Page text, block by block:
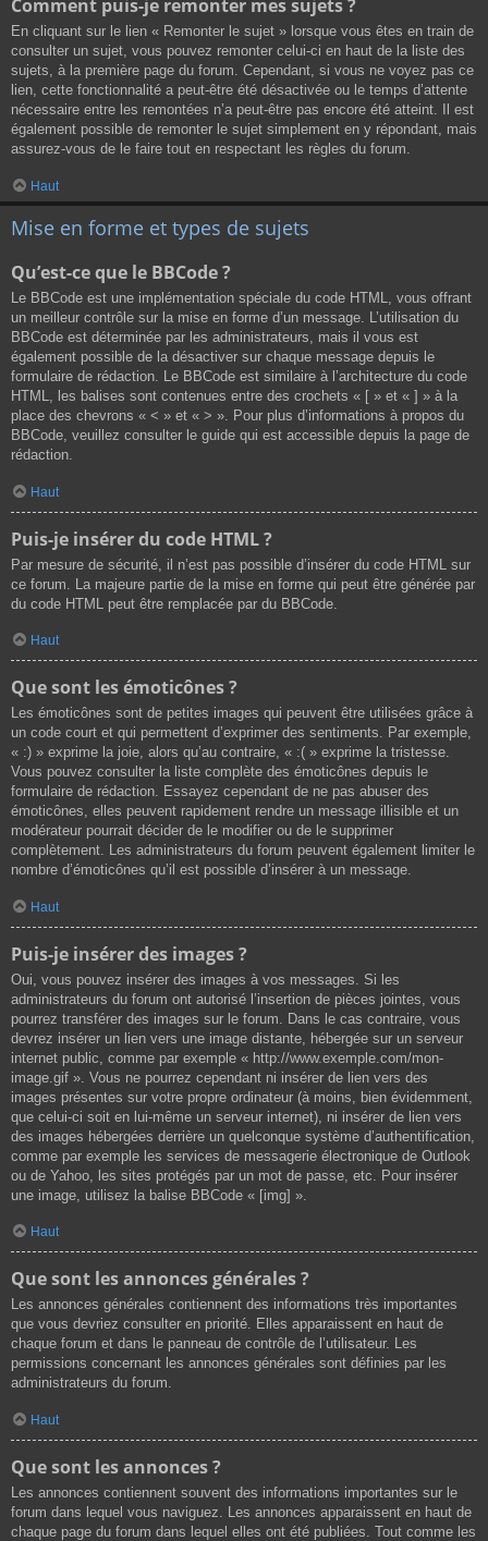
Comment puis-je remonter mes sujets ?
En cliquant sur le lien « Remonter le sujet » lorsque vous êtes en train de
consulter un sujet, vous pouvez remonter celui-ci en haut de la liste des
sujets, à la première page du forum. Cependant, si vous ne voyez pas ce
lien, cette fonctionnalité a peut-être été désactivée ou le temps d’attente
nécessaire entre les remontées n’a peut-être pas encore été atteint. Il est
également possible de remonter le sujet simplement en y répondant, mais
assurez-vous de le faire tout en respectant les règles du forum.
Haut
Mise en forme et types de sujets
Qu’est-ce que le BBCode ?
Le BBCode est une implémentation spéciale du code HTML, vous offrant
un meilleur contrôle sur la mise en forme d’un message. L’utilisation du
BBCode est déterminée par les administrateurs, mais il vous est
également possible de la désactiver sur chaque message depuis le
formulaire de rédaction. Le BBCode est similaire à l’architecture du code
HTML, les balises sont contenues entre des crochets « [ » et « ] » à la
place des chevrons « < » et « > ». Pour plus d’informations à propos du
BBCode, veuillez consulter le guide qui est accessible depuis la page de
rédaction.
Haut
Puis-je insérer du code HTML ?
Par mesure de sécurité, il n’est pas possible d’insérer du code HTML sur
ce forum. La majeure partie de la mise en forme qui peut être générée par
du code HTML peut être remplacée par du BBCode.
Haut
Que sont les émoticônes ?
Les émoticônes sont de petites images qui peuvent être utilisées grâce à
un code court et qui permettent d’exprimer des sentiments. Par exemple,
« :) » exprime la joie, alors qu’au contraire, « :( » exprime la tristesse.
Vous pouvez consulter la liste complète des émoticônes depuis le
formulaire de rédaction. Essayez cependant de ne pas abuser des
émoticônes, elles peuvent rapidement rendre un message illisible et un
modérateur pourrait décider de le modifier ou de le supprimer
complètement. Les administrateurs du forum peuvent également limiter le
nombre d’émoticônes qu’il est possible d’insérer à un message.
Haut
Puis-je insérer des images ?
Oui, vous pouvez insérer des images à vos messages. Si les
administrateurs du forum ont autorisé l’insertion de pièces jointes, vous
pourrez transférer des images sur le forum. Dans le cas contraire, vous
devrez insérer un lien vers une image distante, hébergée sur un serveur
internet public, comme par exemple « http://www.exemple.com/mon-
image.gif ». Vous ne pourrez cependant ni insérer de lien vers des
images présentes sur votre propre ordinateur (à moins, bien évidemment,
que celui-ci soit en lui-même un serveur internet), ni insérer de lien vers
des images hébergées derrière un quelconque système d’authentification,
comme par exemple les services de messagerie électronique de Outlook
ou de Yahoo, les sites protégés par un mot de passe, etc. Pour insérer
une image, utilisez la balise BBCode « [img] ».
Haut
Que sont les annonces générales ?
Les annonces générales contiennent des informations très importantes
que vous devriez consulter en priorité. Elles apparaissent en haut de
chaque forum et dans le panneau de contrôle de l’utilisateur. Les
permissions concernant les annonces générales sont définies par les
administrateurs du forum.
Haut
Que sont les annonces ?
Les annonces contiennent souvent des informations importantes sur le
forum dans lequel vous naviguez. Les annonces apparaissent en haut de
chaque page du forum dans lequel elles ont été publiées. Tout comme les